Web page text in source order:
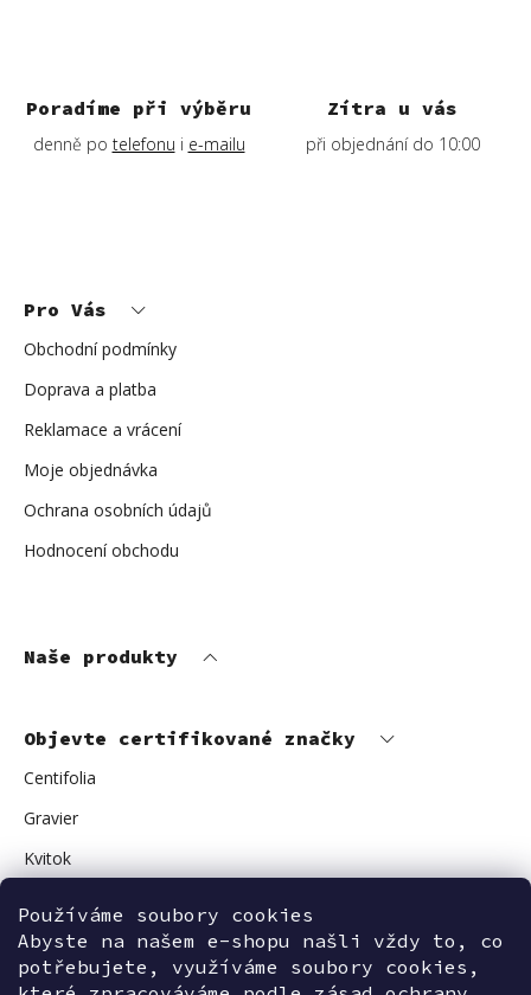
Používáme soubory cookies
Abyste na našem e-shopu našli vždy to, co
potřebujete, využíváme soubory cookies,
Poradíme při výběru
denně po telefonu i e-mailu
Zítra u vás
při objednání do 10:00
Pro Vás
Obchodní podmínky
Doprava a platba
Reklamace a vrácení
Moje objednávka
Ochrana osobních údajů
Hodnocení obchodu
Naše produkty
Objevte certifikované značky
Centifolia
Gravier
Kvitok
Avant Skincare
Sonnentor